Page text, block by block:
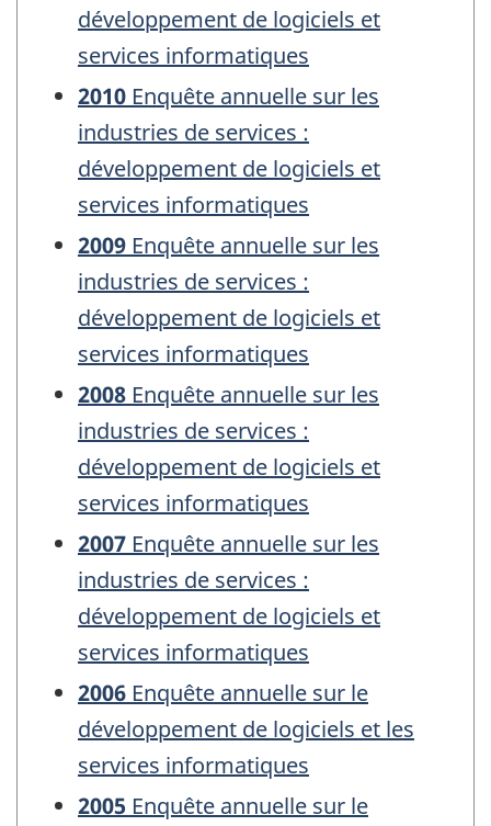
développement de logiciels et
services informatiques
2010 Enquête annuelle sur les
industries de services :
développement de logiciels et
services informatiques
2009 Enquête annuelle sur les
industries de services :
développement de logiciels et
services informatiques
2008 Enquête annuelle sur les
industries de services :
développement de logiciels et
services informatiques
2007 Enquête annuelle sur les
industries de services :
développement de logiciels et
services informatiques
2006 Enquête annuelle sur le
développement de logiciels et les
services informatiques
2005 Enquête annuelle sur le